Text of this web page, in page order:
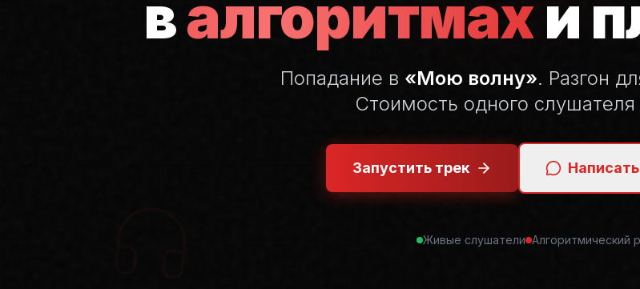
валгоритмахи
Попадание в «Мою волну». Разгон
Стоимость одного слушателя
Запустить трек
Живые слушатели Алгоритмический